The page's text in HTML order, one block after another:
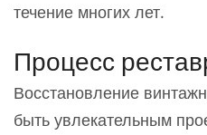
течение многих лет.
Процесс
Восстановление
быть увлекательным